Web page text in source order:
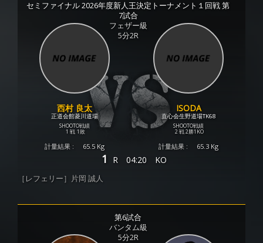
セミファイナル 2026年度新人王決定トーナメント１回戦 第
7試合
フェザー級
5分2R
西村 良太
正道会館菱川道場
SHOOTO戦績
1 戦 1敗
計量結果 : 65.5 Kg
ISODA
直心会生野道場TK68
SHOOTO戦績
2 戦 2勝1KO
計量結果 : 65.3 Kg
1 R 04:20 KO
［レフェリー］片岡 誠人
第6試合
バンタム級
5分2R